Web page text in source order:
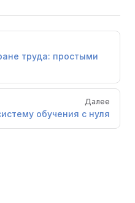
труда: простыми
Далее
обучения с нуля